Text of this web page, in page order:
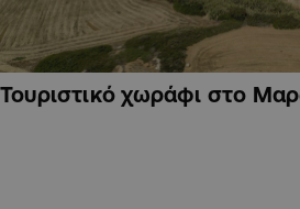
Τουριστικό χωράφι στο